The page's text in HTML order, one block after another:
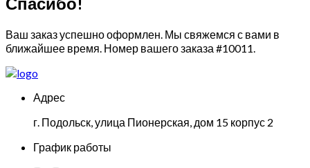
Ваш заказ успешно оформлен. Мы свяжемся с вами в
ближайшее время. Номер вашего заказа #10011.
Адрес
г. Подольск, улица Пионерская, дом 15 корпус 2
График работы